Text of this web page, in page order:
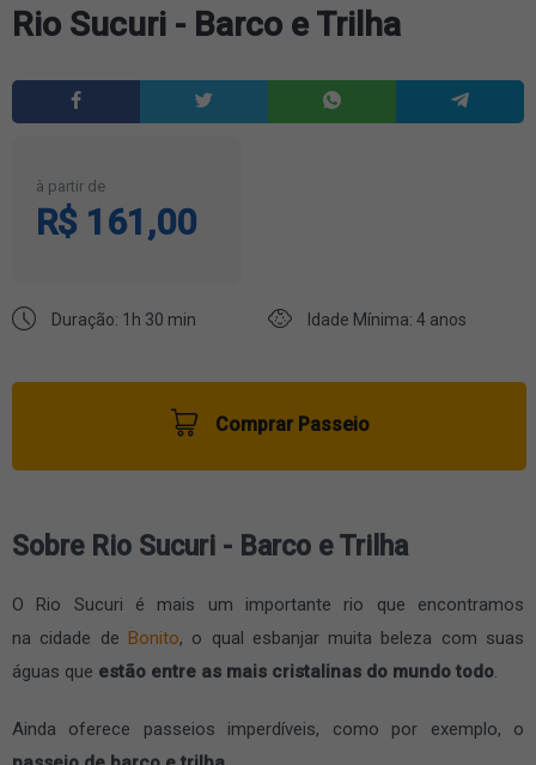
Rio Sucuri - Barco e Trilha
à partir de
R$ 161,00
Duração: 1h 30 min Idade Mínima: 4 anos
Comprar Passeio
Sobre Rio Sucuri - Barco e Trilha
O Rio Sucuri é mais um importante rio que encontramos
na cidade de Bonito, o qual esbanjar muita beleza com suas
águas que estão entre as mais cristalinas do mundo todo
Ainda oferece passeios imperdíveis, como por exemplo, o